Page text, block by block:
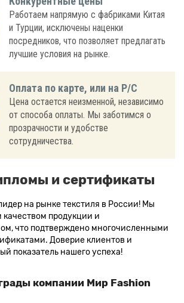
Работаем напрямую с фабриками Китая
и Турции, исключены наценки
посредников, что позволяет предлагать
лучшие условия на рынке.
Оплата по карте, или на Р/С
Цена остается неизменной, независимо
от способа оплаты. Мы заботимся о
прозрачности и удобстве
сотрудничества.
и сертификаты
на рынке текстиля в России! Мы
продукции и
что подтверждено многочисленными
Доверие клиентов и
показатель нашего успеха!
компании Мир Fashion